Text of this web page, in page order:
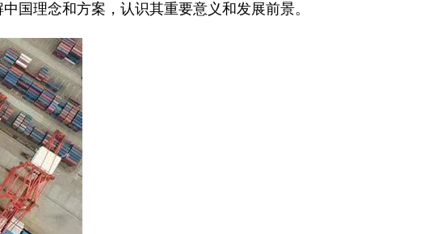
国理念和方案，认识其重要意义和发展前景。